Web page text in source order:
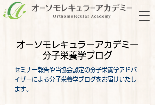
オーソモレキュラーアカデミー
分子栄養学ブログ
セミナー報告や当協会認定の分子栄養学アドバ
イザーによる分子栄養学ブログをお届けいたし
ます。